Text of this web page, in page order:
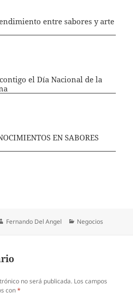
entre sabores y arte
el Día Nacional de la
EN SABORES
Autor
Fernando Del Angel Categorías
Negocios
no será publicada. Los campos
con*